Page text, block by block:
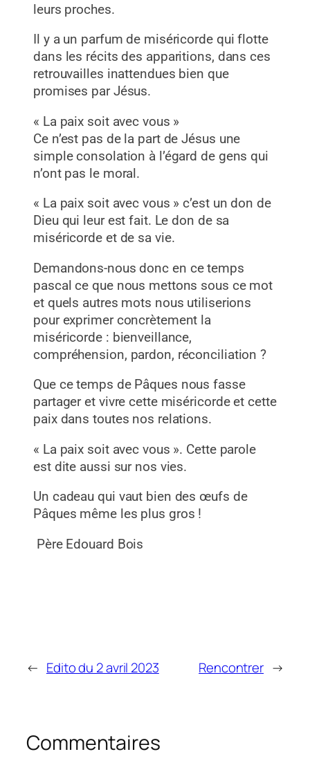
leurs proches.
Il y a un parfum de miséricorde qui flotte
dans les récits des apparitions, dans ces
retrouvailles inattendues bien que
promises par Jésus.
« La paix soit avec vous »
Ce n’est pas de la part de Jésus une
simple consolation à l’égard de gens qui
n’ont pas le moral.
« La paix soit avec vous » c’est un don de
Dieu qui leur est fait. Le don de sa
miséricorde et de sa vie.
Demandons-nous donc en ce temps
pascal ce que nous mettons sous ce mot
et quels autres mots nous utiliserions
pour exprimer concrètement la
miséricorde : bienveillance,
compréhension, pardon, réconciliation ?
Que ce temps de Pâques nous fasse
partager et vivre cette miséricorde et cette
paix dans toutes nos relations.
« La paix soit avec vous ». Cette parole
est dite aussi sur nos vies.
Un cadeau qui vaut bien des œufs de
Pâques même les plus gros !
Père Edouard Bois
← Edito du 2 avril 2023 Rencontrer →
Commentaires